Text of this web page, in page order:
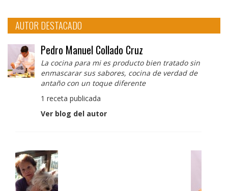
AUTOR DESTACADO
Pedro Manuel Collado Cruz
La cocina para mi es producto bien tratado sin
enmascarar sus sabores, cocina de verdad de
antaño con un toque diferente
1 receta publicada
Ver blog del autor